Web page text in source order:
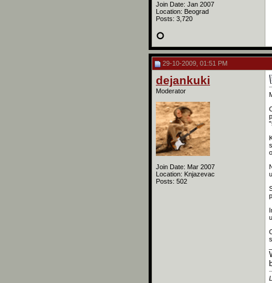
Join Date: Jan 2007
Location: Beograd
Posts: 3,720
29-10-2009, 01:51 PM
dejankuki
Moderator
Join Date: Mar 2007
Location: Knjazevac
Posts: 502